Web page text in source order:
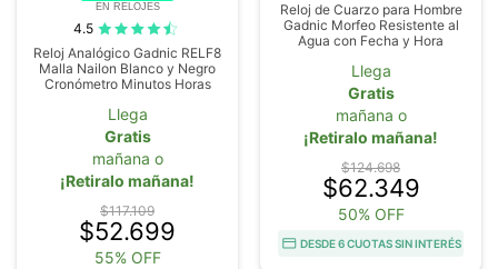
EN RELOJES
4.5
Reloj Analógico Gadnic RELF8
Malla Nailon Blanco y Negro
Cronómetro Minutos Horas
Llega
Gratis
mañana o
¡Retiralo mañana!
$117.109
$52.699
55% OFF
Reloj de Cuarzo para Hombre
Gadnic Morfeo Resistente al
Agua con Fecha y Hora
Llega
Gratis
mañana o
¡Retiralo mañana!
$124.698
$62.349
50% OFF
DESDE 6 CUOTAS SIN INTERÉS